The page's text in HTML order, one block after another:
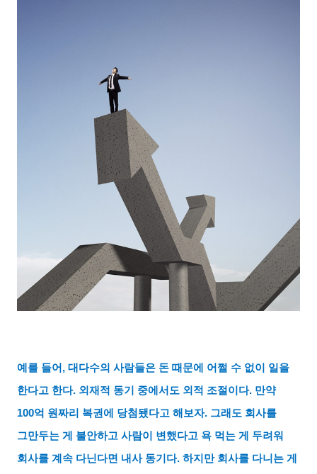
예를 들어,대다수의 사람들은 돈 때문에 어쩔 수 없이 일을
한다고 한다. 외재적 동기 중에서도 외적 조절이다. 만약
100억 원짜리 복권에 당첨됐다고 해보자. 그래도 회사를
그만두는 게 불안하고 사람이 변했다고 욕 먹는 게 두려워
회사를 계속 다닌다면 내사 동기다.하지만 회사를 다니는 게